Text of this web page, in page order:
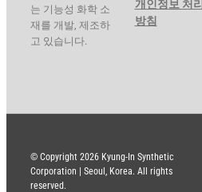
는 기능성 화학 소
재를 개발, 제조하
고 있습니다.
개인정보 처리
방침
© Copyright 2026 Kyung-In Synthetic
Corporation | Seoul, Korea. All rights
reserved.